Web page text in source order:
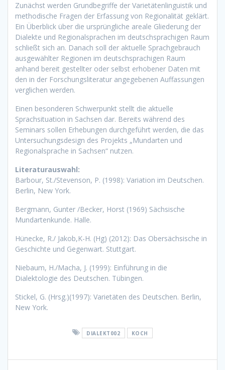
Zunächst werden Grundbegriffe der Varietätenlinguistik und
methodische Fragen der Erfassung von Regionalität geklärt.
Ein Überblick über die ursprüngliche areale Gliederung der
Dialekte und Regionalsprachen im deutschsprachigen Raum
schließt sich an. Danach soll der aktuelle Sprachgebrauch
ausgewählter Regionen im deutschsprachigen Raum
anhand bereit gestellter oder selbst erhobener Daten mit
den in der Forschungsliteratur angegebenen Auffassungen
verglichen werden.
Einen besonderen Schwerpunkt stellt die aktuelle
Sprachsituation in Sachsen dar. Bereits während des
Seminars sollen Erhebungen durchgeführt werden, die das
Untersuchungsdesign des Projekts „Mundarten und
Regionalsprache in Sachsen“ nutzen.
Literaturauswahl:
Barbour, St./Stevenson, P. (1998): Variation im Deutschen.
Berlin, New York.
Bergmann, Gunter /Becker, Horst (1969) Sächsische
Mundartenkunde. Halle.
Hünecke, R./ Jakob,K-H. (Hg) (2012): Das Obersächsische in
Geschichte und Gegenwart. Stuttgart.
Niebaum, H./Macha, J. (1999): Einführung in die
Dialektologie des Deutschen. Tübingen.
Stickel, G. (Hrsg.)(1997): Varietäten des Deutschen. Berlin,
New York.
DIALEKT002 KOCH